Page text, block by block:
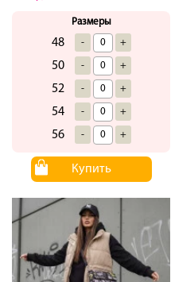
Размеры
48 - +
50 - +
52 - +
54 - +
56 - +
Купить